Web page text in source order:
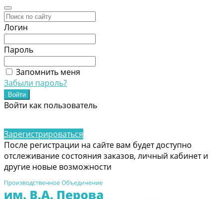
Логин
Пароль
Запомнить меня
Забыли пароль?
Войти как пользователь
Зарегистрироваться
После регистрации на сайте вам будет доступно
отслеживание состояния заказов, личный кабинет и
другие новые возможности